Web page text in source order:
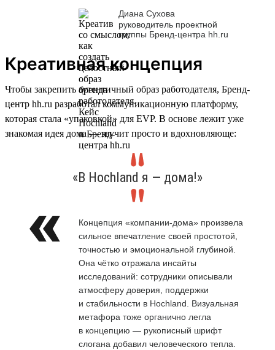
Диана Сухова
руководитель проектной
группы Бренд-центра hh.ru
Креативная концепция
Чтобы закрепить аутентичный образ работодателя, Бренд-
центр hh.ru разработал коммуникационную платформу,
которая стала «упаковкой» для EVP. В основе лежит уже
знакомая идея дома — звучит просто и вдохновляюще:
«В Hochland я — дома!»
Концепция «компании-дома» произвела
сильное впечатление своей простотой,
точностью и эмоциональной глубиной.
Она чётко отражала инсайты
исследований: сотрудники описывали
атмосферу доверия, поддержки
и стабильности в Hochland. Визуальная
метафора тоже органично легла
в концепцию — рукописный шрифт
слогана добавил человеческого тепла.